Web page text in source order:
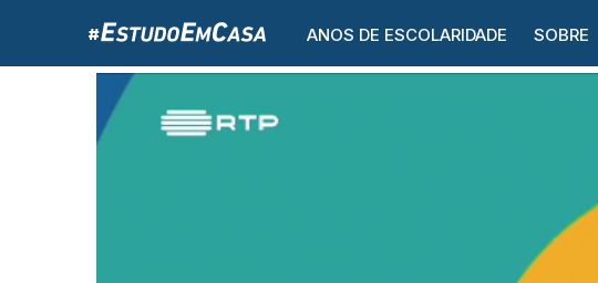
ANOS DE ESCOLARIDADE SOBRE